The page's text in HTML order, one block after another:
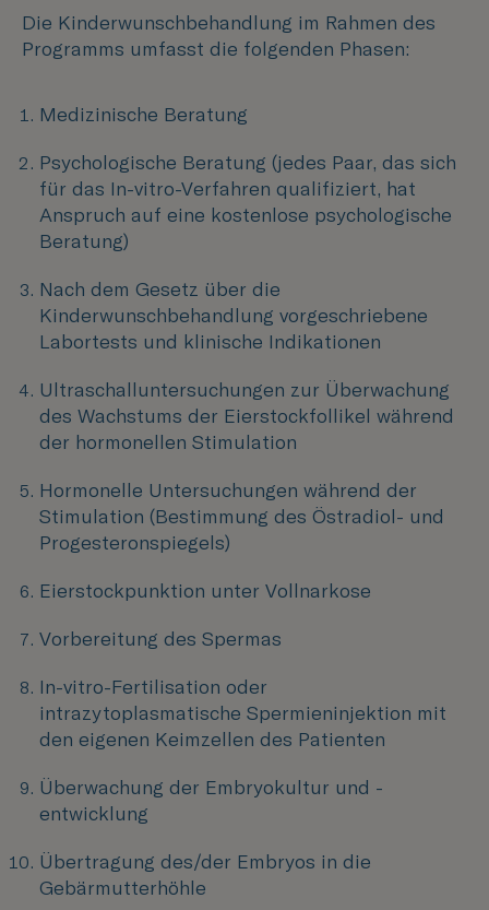
Die Kinderwunschbehandlung im Rahmen des
Programms umfasst die folgenden Phasen:
Medizinische Beratung
Psychologische Beratung (jedes Paar, das sich
für das In-vitro-Verfahren qualifiziert, hat
Anspruch auf eine kostenlose psychologische
Beratung)
Nach dem Gesetz über die
Kinderwunschbehandlung vorgeschriebene
Labortests und klinische Indikationen
Ultraschalluntersuchungen zur Überwachung
des Wachstums der Eierstockfollikel während
der hormonellen Stimulation
Hormonelle Untersuchungen während der
Stimulation (Bestimmung des Östradiol- und
Progesteronspiegels)
Eierstockpunktion unter Vollnarkose
Vorbereitung des Spermas
In-vitro-Fertilisation oder
intrazytoplasmatische Spermieninjektion mit
den eigenen Keimzellen des Patienten
Überwachung der Embryokultur und -
entwicklung
Übertragung des/der Embryos in die
Gebärmutterhöhle